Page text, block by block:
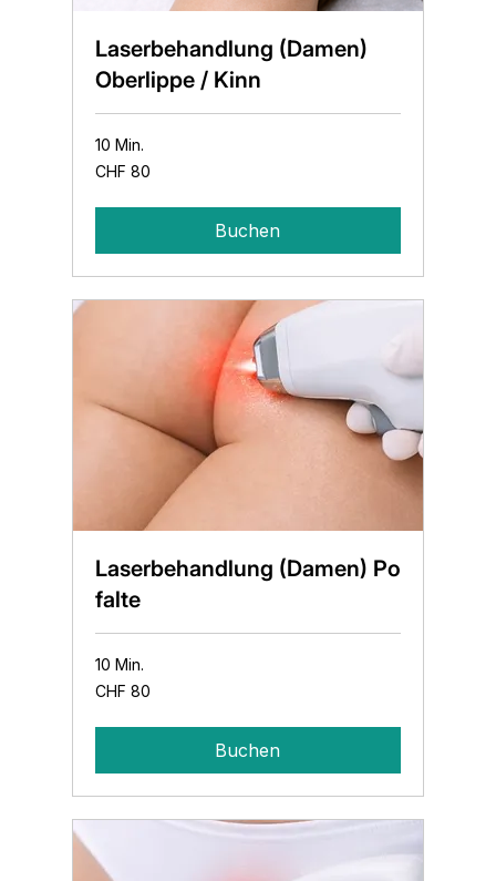
Laserbehandlung (Damen)
Oberlippe / Kinn
10 Min.
80
Schweizer
CHF 80
Buchen
Laserbehandlung (Damen) Po
falte
10 Min.
80
Schweizer
CHF 80
Buchen